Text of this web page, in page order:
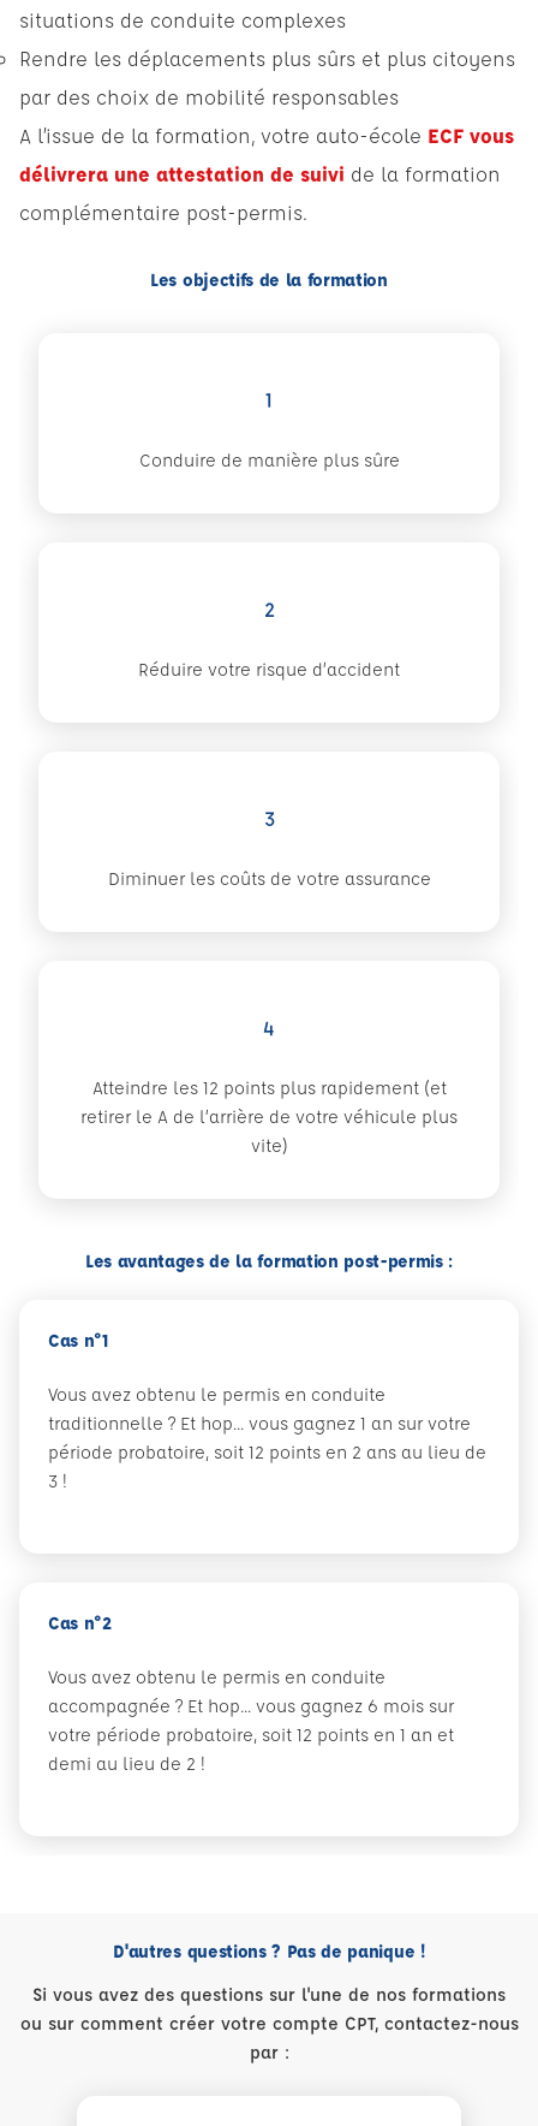
situations de conduite complexes
Rendre les déplacements plus sûrs et plus citoyens
par des choix de mobilité responsables
A l’issue de la formation, votre auto-école ECF vous
délivrera une attestation de suivi de la formation
complémentaire post-permis.
Les objectifs de la formation
1
Conduire de manière plus sûre
2
Réduire votre risque d’accident
3
Diminuer les coûts de votre assurance
4
Atteindre les 12 points plus rapidement (et
retirer le A de l’arrière de votre véhicule plus
vite)
Les avantages de la formation post-permis :
Cas n°1
Vous avez obtenu le permis en conduite
traditionnelle ? Et hop... vous gagnez 1 an sur votre
période probatoire, soit 12 points en 2 ans au lieu de
3 !
Cas n°2
Vous avez obtenu le permis en conduite
accompagnée ? Et hop... vous gagnez 6 mois sur
votre période probatoire, soit 12 points en 1 an et
demi au lieu de 2 !
D'autres questions ? Pas de panique !
Si vous avez des questions sur l'une de nos formations
ou sur comment créer votre compte CPT, contactez-nous
par :